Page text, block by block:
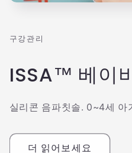
구강관리
ISSA™ 베이
실리콘 음파칫솔. 0~4세 아
더 읽어보세요